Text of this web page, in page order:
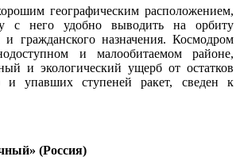
географическим расположением,
с него удобно выводить на орбиту
и гражданского назначения. Космодром
и малообитаемом районе,
и экологический ущерб от остатков
и упавших ступеней ракет, сведен к
(Россия)